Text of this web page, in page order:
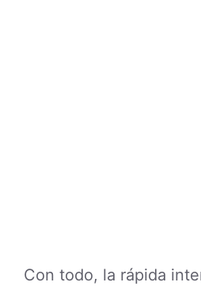
Con todo, la rápida